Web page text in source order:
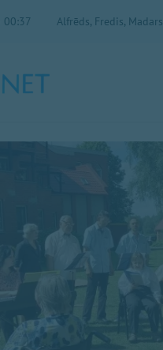
00:37 Alfrēds, Fredis, Madars